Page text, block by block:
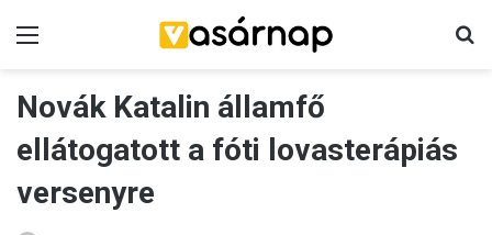
Novák Katalin államfő
ellátogatott a fóti lovasterápiás
versenyre